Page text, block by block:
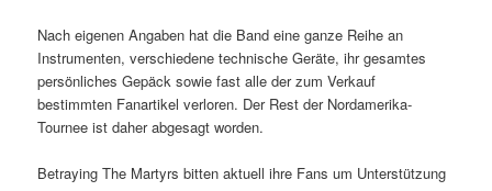
Nach eigenen Angaben hat die Band eine ganze Reihe an
Instrumenten, verschiedene technische Geräte, ihr gesamtes
persönliches Gepäck sowie fast alle der zum Verkauf
bestimmten Fanartikel verloren. Der Rest der Nordamerika-
Tournee ist daher abgesagt worden.
Betraying The Martyrs bitten aktuell ihre Fans um Unterstützung